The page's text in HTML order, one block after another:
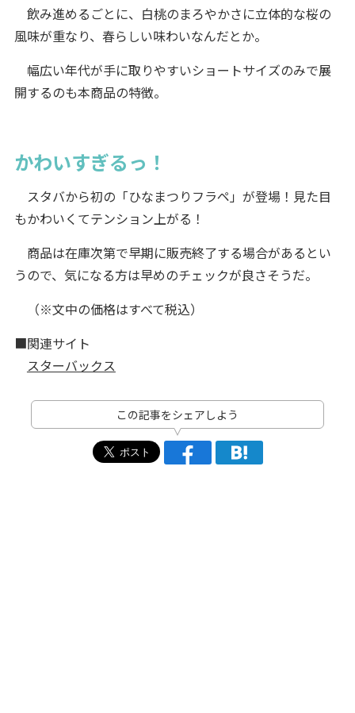
飲み進めるごとに、白桃のまろやかさに立体的な桜の
風味が重なり、春らしい味わいなんだとか。
幅広い年代が手に取りやすいショートサイズのみで展
開するのも本商品の特徴。
かわいすぎるっ！
スタバから初の「ひなまつりフラペ」が登場！見た目
もかわいくてテンション上がる！
商品は在庫次第で早期に販売終了する場合があるとい
うので、気になる方は早めのチェックが良さそうだ。
（※文中の価格はすべて税込）
■関連サイト
スターバックス
この記事をシェアしよう